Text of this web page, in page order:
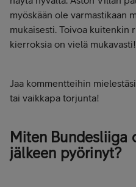
myöskään ole varmastikaan
mukaisesti. Toivoa kuitenkin
kierroksia on vielä mukavasti!
Jaa kommentteihin
tai vaikkapa torjunta!
Miten Bundesliiga
jälkeen pyörinyt?